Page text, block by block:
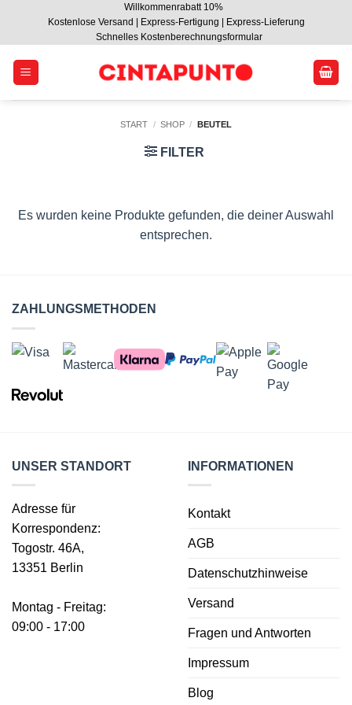
springen
Willkommenrabatt 10%
Kostenlose Versand | Express-Fertigung | Express-Lieferung
Schnelles Kostenberechnungsformular
START / SHOP / BEUTEL
FILTER
Es wurden keine Produkte gefunden, die deiner Auswahl
entsprechen.
ZAHLUNGSMETHODEN
UNSER STANDORT
Adresse für
Korrespondenz:
Togostr. 46A,
13351 Berlin
Montag - Freitag:
09:00 - 17:00
INFORMATIONEN
Kontakt
AGB
Datenschutzhinweise
Versand
Fragen und Antworten
Impressum
Blog